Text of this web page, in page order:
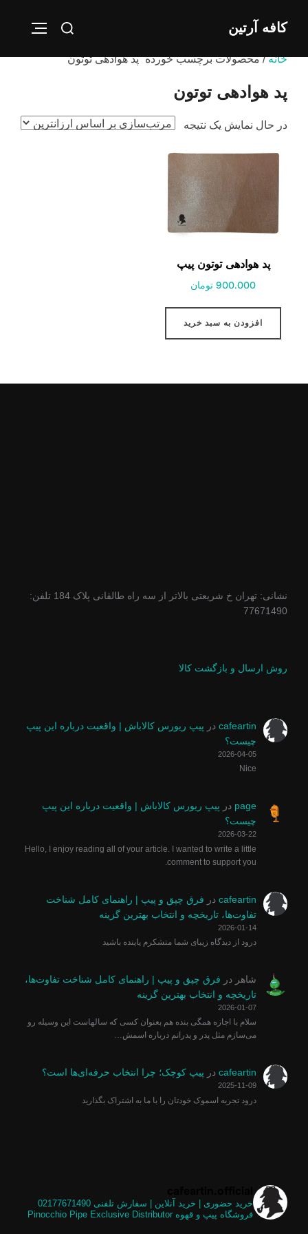
کافه آرتین
Search
خانه/ محصولات برچسب خورده “پد هوادهی توتون”
پد هوادهی توتون
در حال نمایش یک نتیجه
پد هوادهی توتون پیپ
900.000 تومان
افزودن به سبد خرید
نشانی: تهران خ شریعتی بالاتر از سه راه طالقانی پلاک 184 تلفن:
77671490
روش ارسال و بازگشت کالا
cafeartin در پیپ ریورس کالاباش | واقعیت درباره این پیپ
چیست؟
2026-04-05
Nice
page در پیپ ریورس کالاباش | واقعیت درباره این پیپ
چیست؟
2026-03-22
Hello, I enjoy reading all of your article. I wanted to write a little
comment to support you.
cafeartin در فرق چپق و پیپ | راهنمای کامل شناخت
تفاوت‌ها، تاریخچه و انتخاب بهترین گزینه
2026-01-14
درود از دیدگاه زیبای شما متشکرم پاینده باشید
شاهر در فرق چپق و پیپ | راهنمای کامل شناخت تفاوت‌ها،
تاریخچه و انتخاب بهترین گزینه
2026-01-07
سلام با اجازه همگی بنده هم بعنوان کسی که سالهاست این وسیله رو
می‌سازم مثل پدر و پدرانم درباره اسمش…
cafeartin در پیپ کوچک؛ چرا انتخاب حرفه‌ای‌ها است؟
2025-11-09
درود تجربه اسموک خودتان را با ما به اشتراک بگذارید
خرید حضوری | خرید آنلاین | سفارش تلفنی
فروشگاه پیپ و قهوه